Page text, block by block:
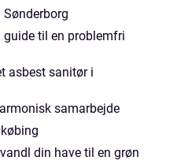
til en problemfri
asbest sanitør i
samarbejde
din have til en grøn